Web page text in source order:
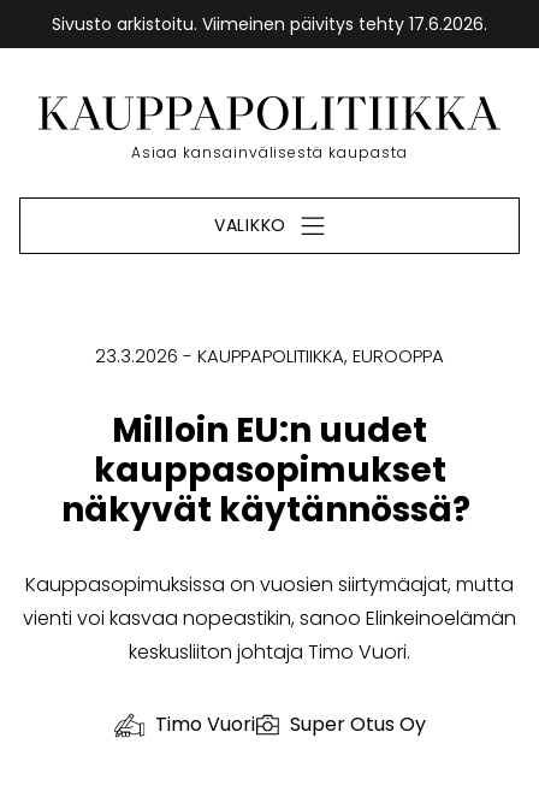
Sivusto arkistoitu. Viimeinen päivitys tehty 17.6.2026.
sisältöön
Etusivu
Asiaa kansainvälisestä kaupasta
VALIKKO
23.3.2026 KAUPPAPOLITIIKKA EUROOPPA
Milloin EU:n uudet
kauppasopimukset
näkyvät käytännössä?
Kauppasopimuksissa on vuosien siirtymäajat, mutta
vienti voi kasvaa nopeastikin, sanoo Elinkeinoelämän
keskusliiton johtaja Timo Vuori.
Timo Vuori Super Otus Oy